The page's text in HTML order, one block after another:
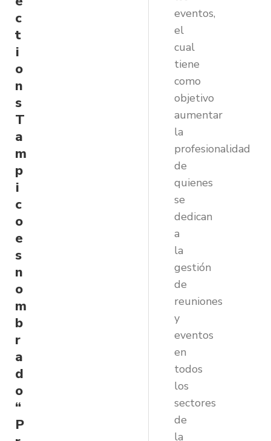
c
t
i
o
n
s
T
a
m
p
i
c
o
e
s
n
o
m
b
r
a
d
o
“
P
eventos,
el
cual
tiene
como
objetivo
aumentar
la
profesionalidad
de
quienes
se
dedican
a
la
gestión
de
reuniones
y
eventos
en
todos
los
sectores
de
la